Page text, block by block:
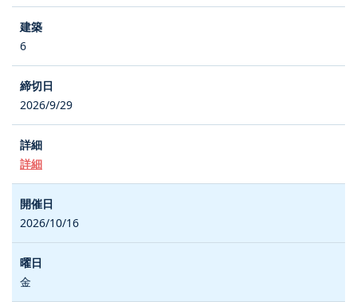
6
2026/9/29
詳細
2026/10/16
金